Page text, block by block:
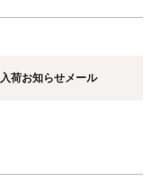
入荷お知らせメール